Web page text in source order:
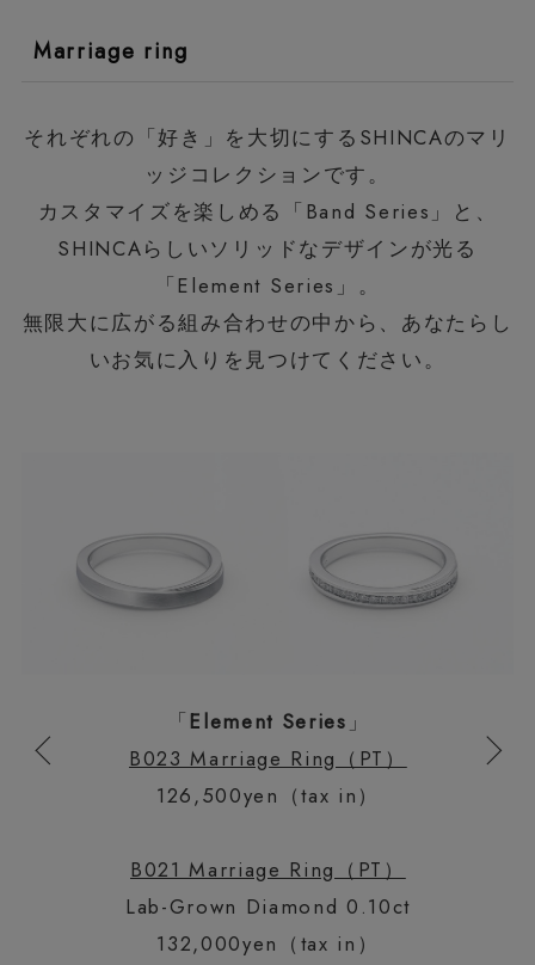
Marriage ring
それぞれの「好き」を大切にするSHINCAのマリ
ッジコレクションです。
カスタマイズを楽しめる「Band Series」と、
SHINCAらしいソリッドなデザインが光る
「Element Series」。
無限大に広がる組み合わせの中から、あなたらし
いお気に入りを見つけてください。
「Element Series 」
B023 Marriage Ring（PT）
126,500yen（tax in）
B021 Marriage Ring（PT）
Lab-Grown Diamond 0.10ct
132,000yen（tax in）